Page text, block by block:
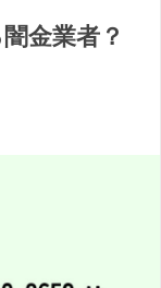
金業者？